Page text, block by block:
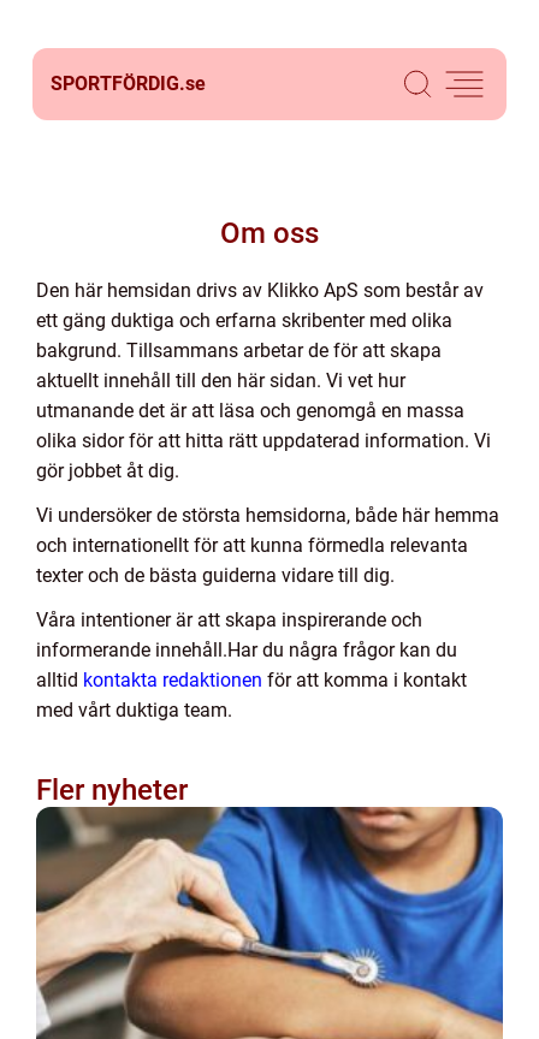
SPORTFÖRDIG.se
Om oss
Den här hemsidan drivs av Klikko ApS som består av
ett gäng duktiga och erfarna skribenter med olika
bakgrund. Tillsammans arbetar de för att skapa
aktuellt innehåll till den här sidan. Vi vet hur
utmanande det är att läsa och genomgå en massa
olika sidor för att hitta rätt uppdaterad information. Vi
gör jobbet åt dig.
Vi undersöker de största hemsidorna, både här hemma
och internationellt för att kunna förmedla relevanta
texter och de bästa guiderna vidare till dig.
Våra intentioner är att skapa inspirerande och
informerande innehåll.Har du några frågor kan du
alltid kontakta redaktionen för att komma i kontakt
med vårt duktiga team.
Fler nyheter